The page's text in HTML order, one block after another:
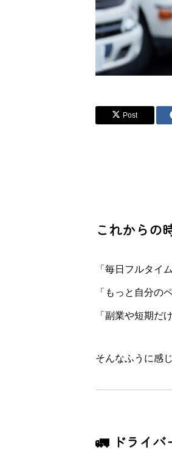
Post
これからの
「毎日フルタイ
「もっと自分の
「副業や短期だ
そんなふうに感
🚛 ドライバ